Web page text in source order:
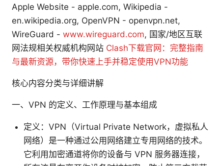
Apple Website - apple.com, Wikipedia -
en.wikipedia.org, OpenVPN - openvpn.net,
WireGuard - www.wireguard.com, 国家/地区互联
网法规相关权威机构网站 Clash下载官网：完整指南
与最新资源，带你快速上手并稳定使用VPN功能
核心内容分类与详细讲解
一、VPN 的定义、工作原理与基本组成
定义：VPN（Virtual Private Network，虚拟私人
网络）是一种通过公用网络建立专用网络的技术。
它利用加密通道将你的设备与 VPN 服务器连接，